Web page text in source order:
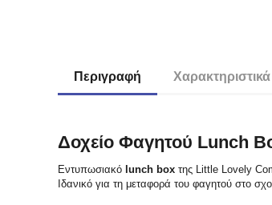
Περιγραφή Χαρακτηριστικά
Δοχείο Φαγητού Lunch
Εντυπωσιακό lunch box της Little Lovely
Ιδανικό για τη μεταφορά του φαγητού στο